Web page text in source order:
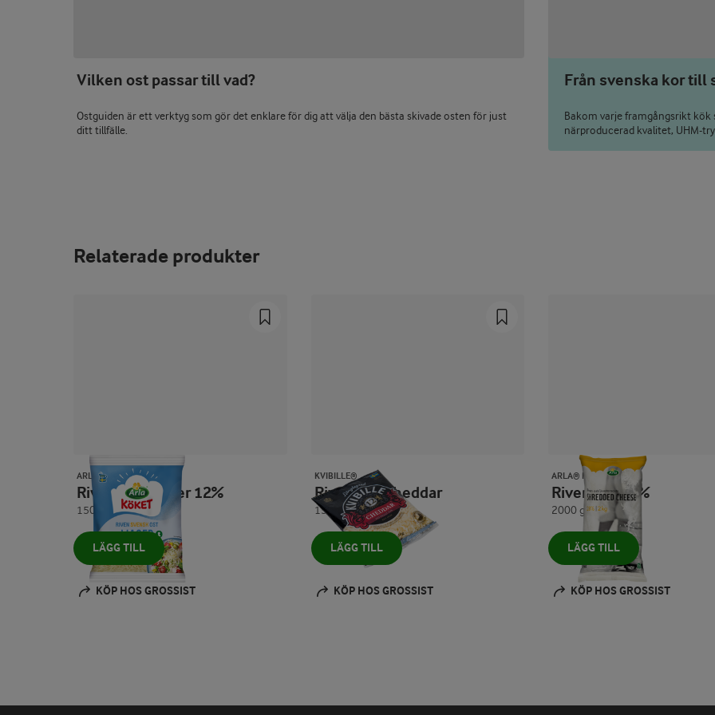
Vilken ost passar till vad?
Ostguiden är ett verktyg som gör det enklare för dig att välja den bästa skivade osten för just
ditt tillfälle.
Från svenska kor till
Bakom varje framgångsrikt kök
närproducerad kvalitet, UHM-
Relaterade produkter
ARLA KÖKET®
Riven ost mager 12%
150 g
LÄGG TILL
KÖP HOS GROSSIST
KVIBILLE®
Riven ost Cheddar
150 g
LÄGG TILL
KÖP HOS GROSSIST
ARLA® PRO
Riven ost 28%
2000 g
LÄGG TILL
KÖP HOS GROSSIST